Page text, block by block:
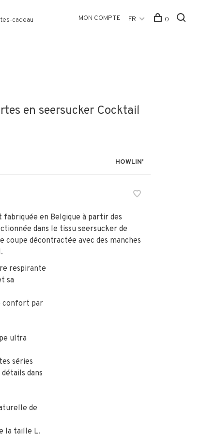
cadeau MON COMPTE FR 0
en seersucker Cocktail
HOWLIN'
en Belgique à partir des
dans le tissu seersucker de
décontractée avec des manches
respirante
sa
confort par
ultra
séries
dans
de
la taille L.